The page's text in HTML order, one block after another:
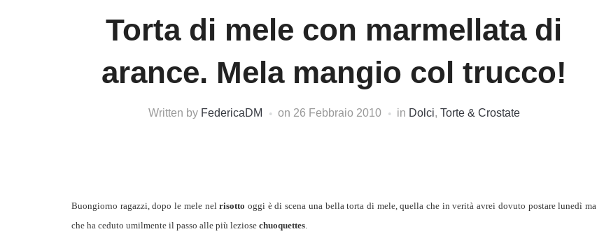
Torta di mele con marmellata di
arance. Mela mangio col trucco!
Written by FedericaDM on 26 Febbraio 2010 in Dolci, Torte & Crostate
Buongiorno ragazzi, dopo le mele nelrisotto oggi è di scena una bella torta di mele, quella che in verità avrei dovuto postare lunedì ma
che ha ceduto umilmente il passo alle più leziose chuoquettes.